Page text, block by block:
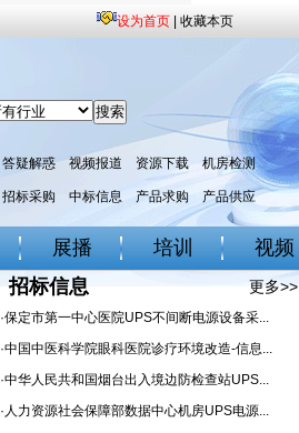
设为首页 收藏本页
答疑解惑 视频报道 资源下载 机房检测
招标采购 中标信息 产品求购 产品供应
展播 培训 视频
招标信息 更多>>
·保定市第一中心医院UPS不间断电源设备采...
·中国中医科学院眼科医院诊疗环境改造-信息...
·中华人民共和国烟台出入境边防检查站UPS...
· 人力资源社会保障部数据中心机房UPS电源...